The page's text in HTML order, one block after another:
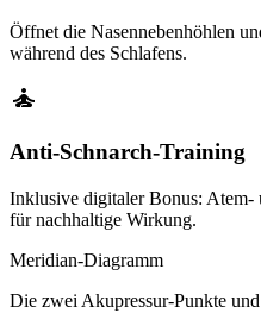
Öffnet die Nasennebenhöhlen
während des Schlafens.
self_improvement
Anti-Schnarch-Training
Inklusive digitaler Bonus: Atem-
für nachhaltige Wirkung.
Meridian-Diagramm
Die zwei Akupressur-Punkte